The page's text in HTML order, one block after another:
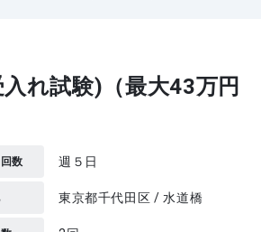
れ試験)（最大43万円
数 週５日
東京都千代田区 / 水道橋